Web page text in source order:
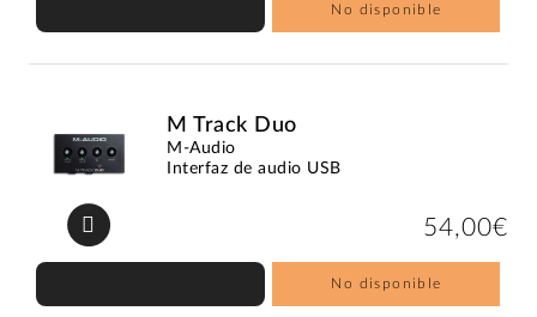
No disponible
M Track Duo
M-Audio
Interfaz de audio USB
54,00€
No disponible